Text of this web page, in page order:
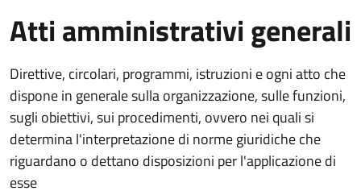
Atti amministrativi generali
Direttive, circolari, programmi, istruzioni e ogni atto che
dispone in generale sulla organizzazione, sulle funzioni,
sugli obiettivi, sui procedimenti, ovvero nei quali si
determina l'interpretazione di norme giuridiche che
riguardano o dettano disposizioni per l'applicazione di
esse